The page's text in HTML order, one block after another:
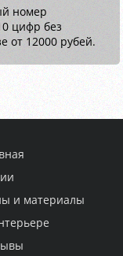
номер
цифр без
от 12000 рубей.
и материалы